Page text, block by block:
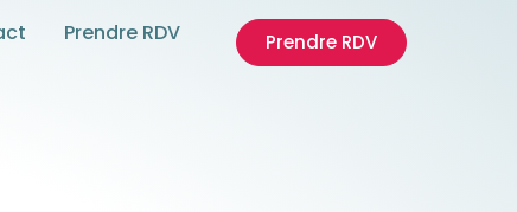
Prendre RDV Prendre RDV